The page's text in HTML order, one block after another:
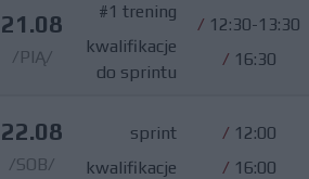
21.08
/PIĄ/
#1 trening
kwalifikacje
do sprintu
/ 12:30-13:30
/ 16:30
22.08
/SOB/
sprint
kwalifikacje
/ 12:00
/ 16:00